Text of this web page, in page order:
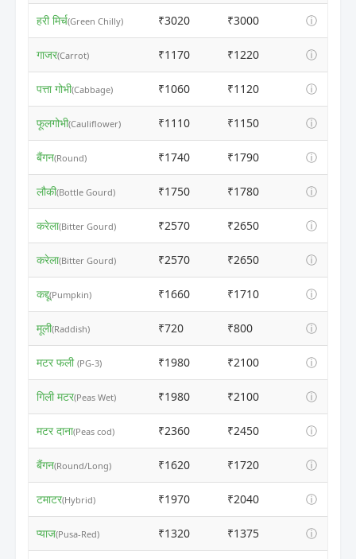
हरी मिर्च(Green Chilly) ₹3020 ₹3000 ⓘ
गाजर(Carrot) ₹1170 ₹1220 ⓘ
पत्ता गोभी(Cabbage) ₹1060 ₹1120 ⓘ
फूलगोभी(Cauliflower) ₹1110 ₹1150 ⓘ
बैंगन(Round) ₹1740 ₹1790 ⓘ
लौकी(Bottle Gourd) ₹1750 ₹1780 ⓘ
करेला(Bitter Gourd) ₹2570 ₹2650 ⓘ
करेला(Bitter Gourd) ₹2570 ₹2650 ⓘ
कद्दू(Pumpkin) ₹1660 ₹1710 ⓘ
मूली(Raddish) ₹720 ₹800 ⓘ
मटर फली (PG-3) ₹1980 ₹2100 ⓘ
गिली मटर(Peas Wet) ₹1980 ₹2100 ⓘ
मटर दाना(Peas cod) ₹2360 ₹2450 ⓘ
बैंगन(Round/Long) ₹1620 ₹1720 ⓘ
टमाटर(Hybrid) ₹1970 ₹2040 ⓘ
प्याज(Pusa-Red) ₹1320 ₹1375 ⓘ